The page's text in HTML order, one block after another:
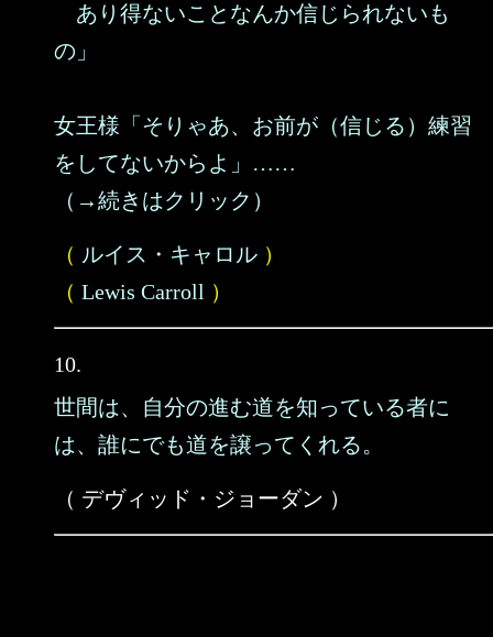
あり得ないことなんか信じられないも
の」
女王様「そりゃあ、お前が（信じる）練習
をしてないからよ」……
（→続きはクリック）
（ ルイス・キャロル ）
（ Lewis Carroll ）
10.
世間は、自分の進む道を知っている者に
は、誰にでも道を譲ってくれる。
（ デヴィッド・ジョーダン ）